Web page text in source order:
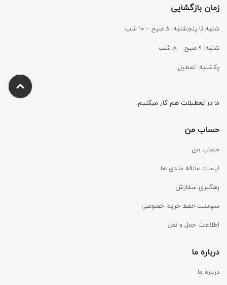
زمان بازگشایی
شنبه تا پنجشنبه: ۸ صبح – ۱۰ شب
شنبه: ۹ صبح – ۸ شب
یکشنبه: تعطیل
ما در تعطیلات هم کار میکنیم.
حساب من
حساب من
لیست علاقه مندی ها
رهگیری سفارش
سیاست حفظ حریم خصوصی
اطلاعات حمل و نقل
درباره ما
درباره ما